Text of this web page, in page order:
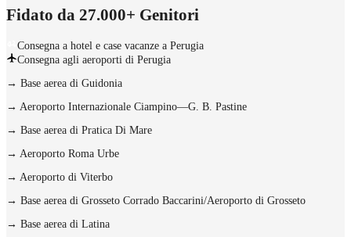
Fidato da 27.000+ Genitori
Consegna a hotel e case vacanze a Perugia
Consegna agli aeroporti di Perugia
→ Base aerea di Guidonia
→ Aeroporto Internazionale Ciampino—G. B. Pastine
→ Base aerea di Pratica Di Mare
→ Aeroporto Roma Urbe
→ Aeroporto di Viterbo
→ Base aerea di Grosseto Corrado Baccarini/Aeroporto di Grosseto
→ Base aerea di Latina